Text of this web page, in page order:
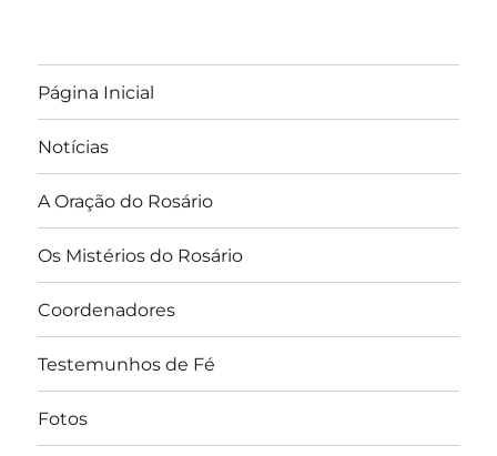
Página Inicial
Notícias
A Oração do Rosário
Os Mistérios do Rosário
Coordenadores
Testemunhos de Fé
Fotos